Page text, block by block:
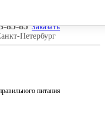
85-85 Заказать
Петербург
питания